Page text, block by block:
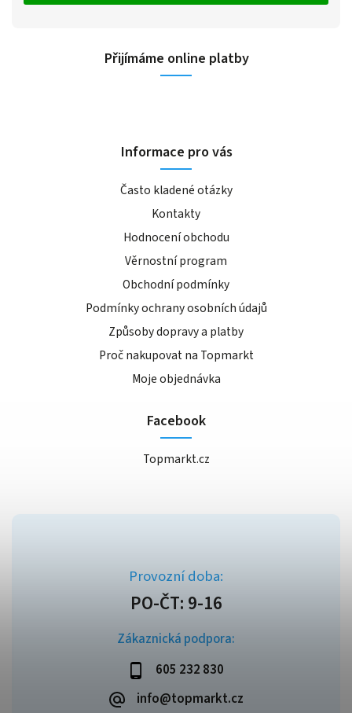
Zákaznická podpora:
605 232 830
info@topmarkt.cz
Přijímáme online platby
Informace pro vás
Často kladené otázky
Kontakty
Hodnocení obchodu
Věrnostní program
Obchodní podmínky
Podmínky ochrany osobních údajů
Způsoby dopravy a platby
Proč nakupovat na Topmarkt
Moje objednávka
Facebook
Topmarkt.cz